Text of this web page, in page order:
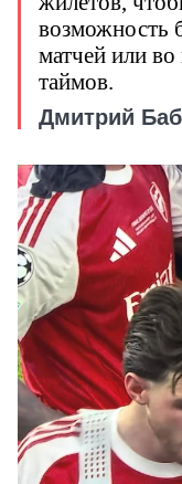
возможность
матчей или
таймов.
Дмитрий